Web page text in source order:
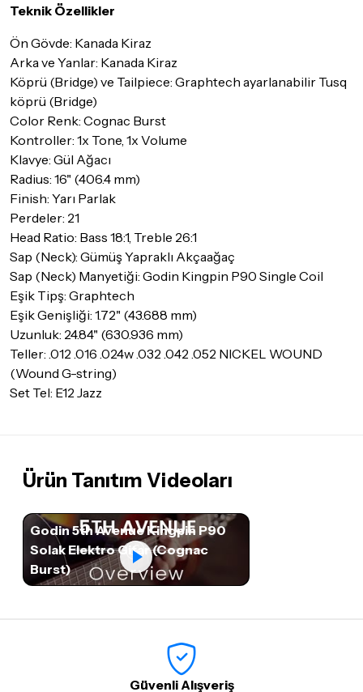
İade Koşulları
Sitemiz üzerinden satın almış olduğunuz ürünleri, teslimat
tarihinden itibaren
değiştirebilirsiniz.
İadesi ve değişimi mümkün olmayan ürünler için
İade ve değişimi talep edilecek ürünün ticari vasfını yitirmemiş
olması, ambalajının korunmuş, aksesuar ve tüm ürün içeriğinin
eksiksiz olması gerekmektedir. Satın almış olduğunuz ürünü
göndermeden önce mutlaka
geçerek bilgi veriniz.
İade ve değişim koşulları, ürün kategorilerine göre farklılık
gösterebilir. Lütfen satın almadan önce ilgili ürünün
iade/değişim şartlarını kontrol ettiğinizden emin olun.
Detaylar için tıklayınız
Teknik Özellikler
Ön Gövde: Kanada Kiraz
Arka ve Yanlar: Kanada Kiraz
Köprü (Bridge) ve Tailpiece: Graphtech ayarlanabilir Tusq
köprü (Bridge)
Color Renk: Cognac Burst
Kontroller: 1x Tone, 1x Volume
Klavye: Gül Ağacı
Radius: 16" (406.4 mm)
Finish: Yarı Parlak
Perdeler: 21
Head Ratio: Bass 18:1, Treble 26:1
Sap (Neck): Gümüş Yapraklı Akçaağaç
Sap (Neck) Manyetiği: Godin Kingpin P90 Single Coil
Eşik Tipş: Graphtech
Eşik Genişliği: 1.72" (43.688 mm)
Uzunluk: 24.84" (630.936 mm)
Teller: .012 .016 .024w .032 .042 .052 NICKEL WOUND
(Wound G-string)
Set Tel: E12 Jazz
Ürün Tanıtım Videoları
Godin 5th Avenue Kingpin P90
Solak Elektro Gitar (Cognac
Burst)
Güvenli Alışveriş